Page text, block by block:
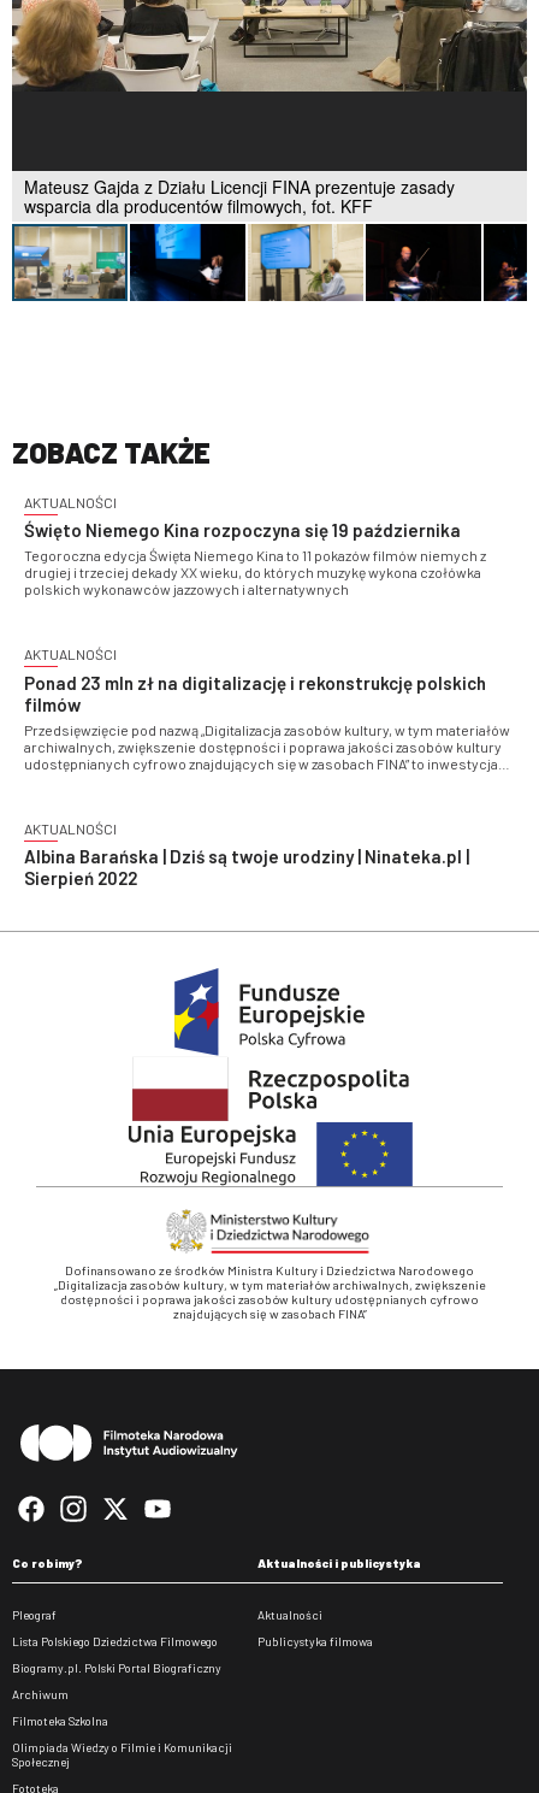
Mateusz Gajda z Działu Licencji FINA prezentuje zasady
wsparcia dla producentów filmowych, fot. KFF
ZOBACZ TAKŻE
AKTUALNOŚCI
Święto Niemego Kina rozpoczyna się 19 października
Tegoroczna edycja Święta Niemego Kina to 11 pokazów filmów niemych z
drugiej i trzeciej dekady XX wieku, do których muzykę wykona czołówka
polskich wykonawców jazzowych i alternatywnych
AKTUALNOŚCI
Ponad 23 mln zł na digitalizację i rekonstrukcję polskich
filmów
Przedsięwzięcie pod nazwą „Digitalizacja zasobów kultury, w tym materiałów
archiwalnych, zwiększenie dostępności i poprawa jakości zasobów kultury
udostępnianych cyfrowo znajdujących się w zasobach FINA” to inwestycja
AKTUALNOŚCI
Albina Barańska | Dziś są twoje urodziny | Ninateka.pl |
Sierpień 2022
Dofinansowano ze środków Ministra Kultury i Dziedzictwa Narodowego
„Digitalizacja zasobów kultury, w tym materiałów archiwalnych, zwiększenie
dostępności i poprawa jakości zasobów kultury udostępnianych cyfrowo
znajdujących się w zasobach FINA”
Co robimy?
Pleograf
Lista Polskiego Dziedzictwa Filmowego
Biogramy.pl. Polski Portal Biograficzny
Archiwum
Filmoteka Szkolna
Olimpiada Wiedzy o Filmie i Komunikacji
Społecznej
Fototeka
Aktualności i publicystyka
Aktualności
Publicystyka filmowa